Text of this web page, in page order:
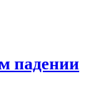
падении